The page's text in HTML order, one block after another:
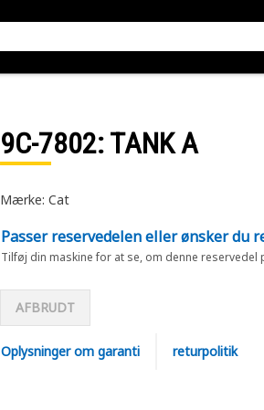
9C-7802: TANK A
Mærke: Cat
Passer reservedelen eller ønsker du
Tilføj din maskine for at se, om denne
AFBRUDT
Oplysninger om garanti returpolitik